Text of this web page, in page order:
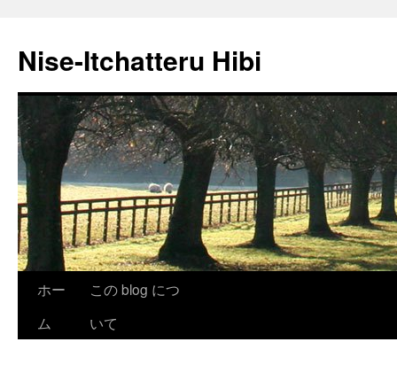
Nise-Itchatteru Hibi
ホー
ム
この blog につ
いて